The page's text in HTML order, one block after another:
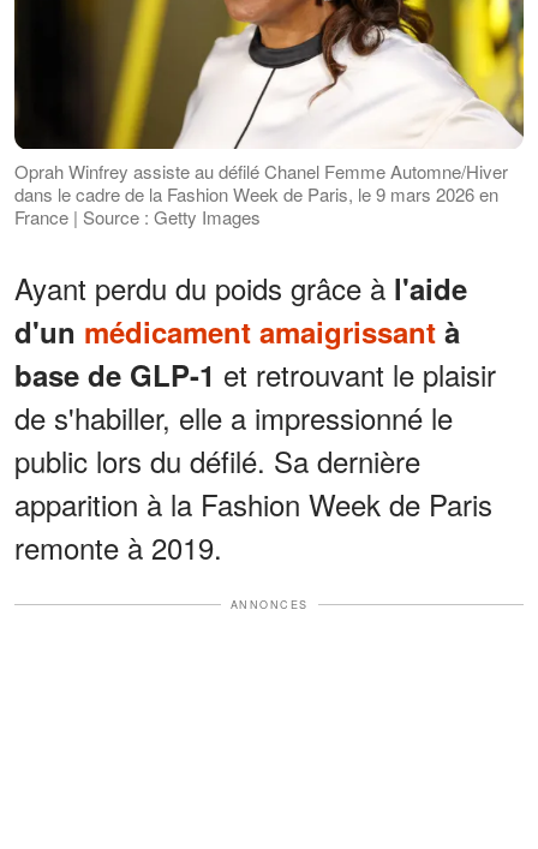
Oprah Winfrey assiste au défilé Chanel Femme Automne/Hiver
dans le cadre de la Fashion Week de Paris, le 9 mars 2026 en
France | Source : Getty Images
Ayant perdu du poids grâce à l'aide
d'un médicament amaigrissant à
base de GLP-1 et retrouvant le plaisir
de s'habiller, elle a impressionné le
public lors du défilé. Sa dernière
apparition à la Fashion Week de Paris
remonte à 2019.
ANNONCES